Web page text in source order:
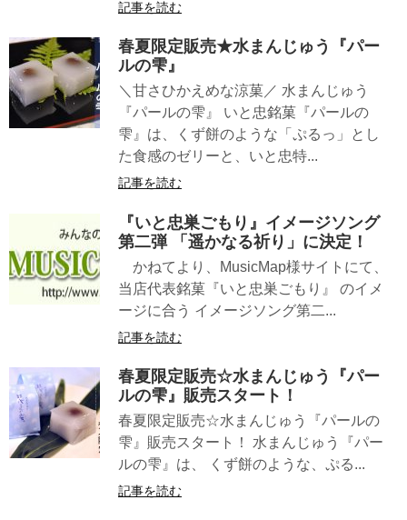
記事を読む
春夏限定販売★水まんじゅう『パー
ルの雫』
＼甘さひかえめな涼菓／ 水まんじゅう
『パールの雫』 いと忠銘菓『パールの
雫』は、くず餅のような「ぷるっ」とし
た食感のゼリーと、いと忠特...
記事を読む
『いと忠巣ごもり』イメージソング
第二弾 「遥かなる祈り」に決定！
かねてより、MusicMap様サイトにて、
当店代表銘菓『いと忠巣ごもり』 のイメ
ージに合う イメージソング第二...
記事を読む
春夏限定販売☆水まんじゅう『パー
ルの雫』販売スタート！
春夏限定販売☆水まんじゅう『パールの
雫』販売スタート！ 水まんじゅう『パー
ルの雫』は、 くず餅のような、ぷる...
記事を読む